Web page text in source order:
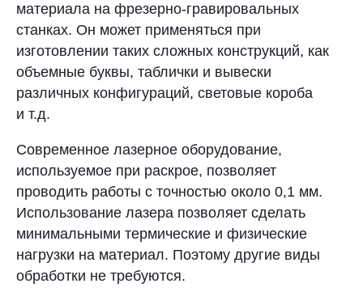
материала на фрезерно-гравировальных
станках. Он может применяться при
изготовлении таких сложных конструкций, как
объемные буквы, таблички и вывески
различных конфигураций, световые короба
и т.д.
Современное лазерное оборудование,
используемое при раскрое, позволяет
проводить работы с точностью около 0,1 мм.
Использование лазера позволяет сделать
минимальными термические и физические
нагрузки на материал. Поэтому другие виды
обработки не требуются.